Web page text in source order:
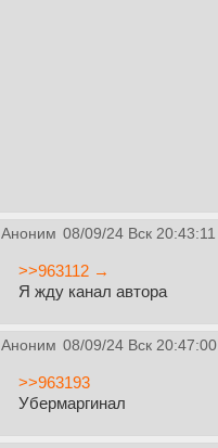
Аноним 08/09/24 Вск 20:43:11
>>963112 →
Я жду канал автора
Аноним 08/09/24 Вск 20:47:00
>>963193
Убермаргинал